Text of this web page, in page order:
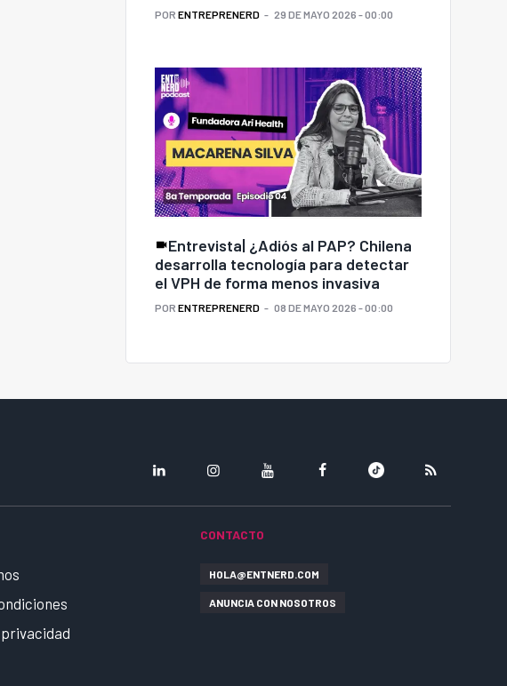
POR ENTREPRENERD 29 DE MAYO 2026 - 00:00
Entrevista| ¿Adiós al PAP? Chilena
desarrolla tecnología para detectar
el VPH de forma menos invasiva
POR ENTREPRENERD 08 DE MAYO 2026 - 00:00
CONTACTO
HOLA@ENTNERD.COM
ANUNCIA CON NOSOTROS